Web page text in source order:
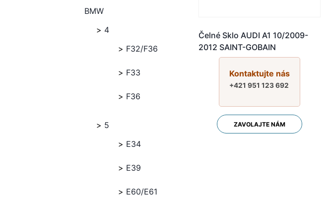
Čelné Sklo AUDI A1 10/2009-
2012 SAINT-GOBAIN
Kontaktujte nás
+421 951 123 692
ZAVOLAJTE NÁM
BMW
4
F32/F36
F33
F36
5
E34
E39
E60/E61